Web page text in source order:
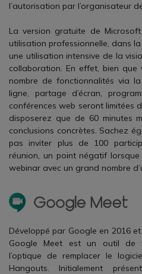
l’autorisation par l’organisateur
La version gratuite de
utilisation professionnelle, dans
une utilisation intensive de la
collaboration. En effet, bien
nombre de fonctionnalités via
ligne, partage d’écran,
conférences web seront limitées
disposerez que de 60 minutes
conclusions concrètes. Sachez
pas inviter plus de 100
réunion, un point négatif
webinar avec un grand nombre
Développé par Google en 2016
Google Meet est un outil de
l’optique de remplacer le
Hangouts. Initialement